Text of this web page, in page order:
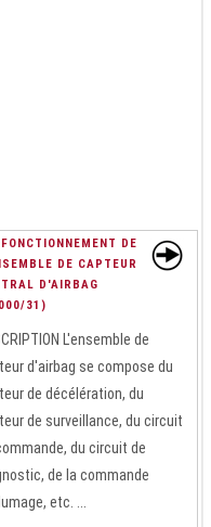
DE
DE CAPTEUR
D'AIRBAG
31)
L'ensemble de
d'airbag se compose du
de décélération, du
de surveillance, du circuit
du circuit de
de la commande
etc. ...